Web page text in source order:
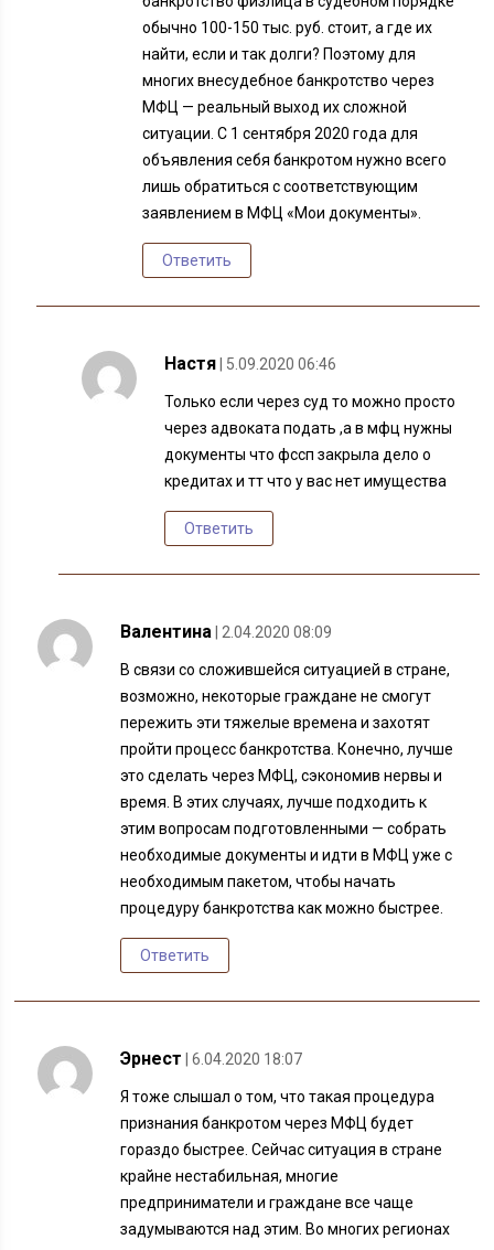
обычно 100-150 тыс. руб. стоит, а где их
найти, если и так долги? Поэтому для
многих внесудебное банкротство через
МФЦ — реальный выход их сложной
ситуации. С 1 сентября 2020 года для
объявления себя банкротом нужно всего
лишь обратиться с соответствующим
заявлением в МФЦ «Мои документы».
Ответить
Настя | 5.09.2020 06:46
Только если через суд то можно просто
через адвоката подать ,а в мфц нужны
документы что фссп закрыла дело о
кредитах и тт что у вас нет имущества
Ответить
Валентина | 2.04.2020 08:09
В связи со сложившейся ситуацией в стране,
возможно, некоторые граждане не смогут
пережить эти тяжелые времена и захотят
пройти процесс банкротства. Конечно, лучше
это сделать через МФЦ, сэкономив нервы и
время. В этих случаях, лучше подходить к
этим вопросам подготовленными — собрать
необходимые документы и идти в МФЦ уже с
необходимым пакетом, чтобы начать
процедуру банкротства как можно быстрее.
Ответить
Эрнест | 6.04.2020 18:07
Я тоже слышал о том, что такая процедура
признания банкротом через МФЦ будет
гораздо быстрее. Сейчас ситуация в стране
крайне нестабильная, многие
предприниматели и граждане все чаще
задумываются над этим. Во многих регионах